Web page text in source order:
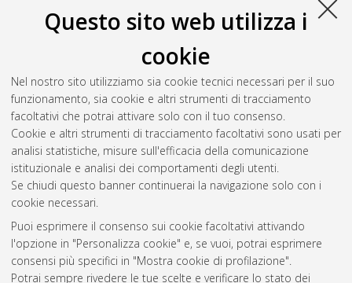
Questo sito web utilizza i
cookie
Nel nostro sito utilizziamo sia cookie tecnici necessari per il suo
funzionamento, sia cookie e altri strumenti di tracciamento
facoltativi che potrai attivare solo con il tuo consenso.
Cookie e altri strumenti di tracciamento facoltativi sono usati per
analisi statistiche, misure sull'efficacia della comunicazione
istituzionale e analisi dei comportamenti degli utenti.
Se chiudi questo banner continuerai la navigazione solo con i
cookie necessari.
Puoi esprimere il consenso sui cookie facoltativi attivando
l'opzione in "Personalizza cookie" e, se vuoi, potrai esprimere
consensi più specifici in "Mostra cookie di profilazione".
Potrai sempre rivedere le tue scelte e verificare lo stato dei
Documenti full-text disponibili:
Documento PDF
Full-text non accessibile
Download (5MB)|Contatta l'autore
Altri metadati
Gestione del documento:
Atom
Rss 1.0